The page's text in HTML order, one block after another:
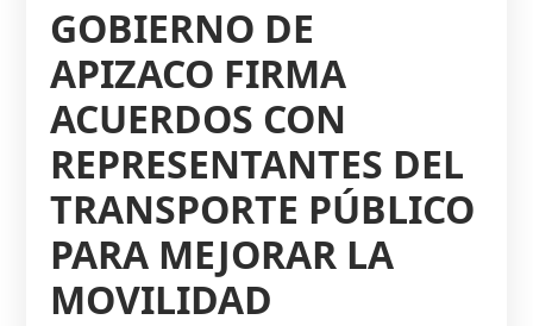
GOBIERNO DE
APIZACO FIRMA
ACUERDOS CON
REPRESENTANTES DEL
TRANSPORTE PÚBLICO
PARA MEJORAR LA
MOVILIDAD